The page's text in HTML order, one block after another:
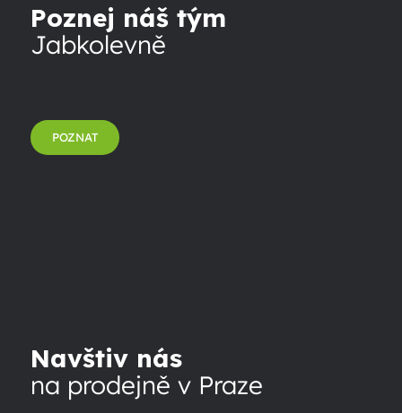
Poznej náš tým
Jabkolevně
POZNAT
Navštiv nás
na prodejně v Praze